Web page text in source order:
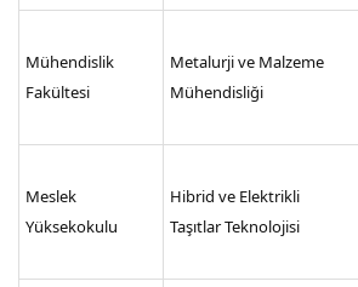
Mühendislik
Fakültesi
Metalurji ve Malzeme
Mühendisliği
Meslek
Yüksekokulu
Hibrid ve Elektrikli
Taşıtlar Teknolojisi